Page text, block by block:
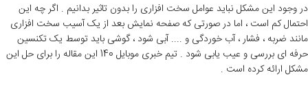
در وجود این مشکل نباید عوامل سخت افزاری را بدون تاثیر بدانیم . اگر چه این
احتمال کم است ، اما در صورتی که صفحه نمایش بعد از یک آسیب سخت افزاری
مانند ضربه ، فشار ، آب خوردگی و .... آبی شود ، گوشی باید توسط یک تکنسین
حرفه ای بررسی و عیب یابی شود . تیم خبری موبایل 140 این مقاله را برای حل این
مشکل ارائه کرده است .